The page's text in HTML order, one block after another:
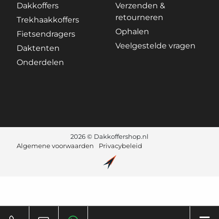
Dakkoffers
Trekhaakkoffers
Fietsendragers
Daktenten
Onderdelen
Verzenden &
retourneren
Ophalen
Veelgestelde vragen
2026 © Dakkoffershop.nl
Algemene voorwaarden
Privacybeleid